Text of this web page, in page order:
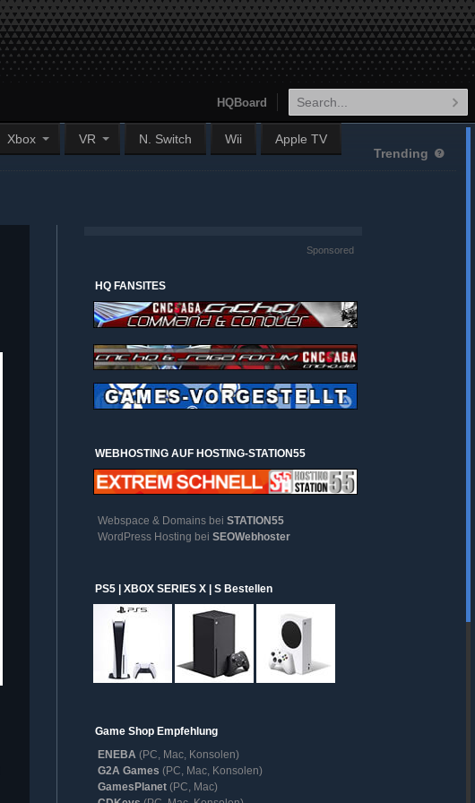
Xbox VR N. Switch Wii Apple TV
HQBoard
Trending
Sponsored
HQ FANSITES
WEBHOSTING AUF HOSTING-STATION55
Webspace & Domains bei STATION55
WordPress Hosting bei SEOWebhoster
PS5 | XBOX SERIES X | S Bestellen
Game Shop Empfehlung
ENEBA (PC, Mac, Konsolen)
G2A Games (PC, Mac, Konsolen)
GamesPlanet(PC, Mac)